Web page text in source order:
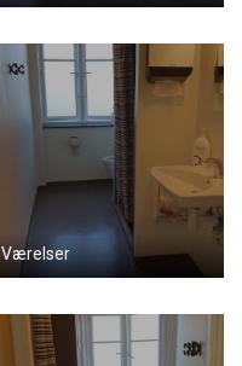
Værelser